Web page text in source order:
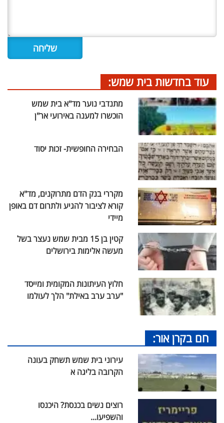
עוד בחדשות בית שמש:
מתנדבי נוער מד"א בית שמש
הוכשרו למענה באירועי אר"ן
הבחירה החופשית- זכות יסוד
מקררי בנק הדם מתרוקנים, מד"א
קורא לציבור להגיע ולתרום דם באופן
מיידי
קטין בן 15 מבית שמש נעצר בשל
מעשה אלימות בירושלים
חלוץ העיתונות המקומית ומייסד
"ערב ערב באילת" הלך לעולמו
חם בקרן אור:
עירוני בית שמש תשחק בעונה
הקרובה בליגה א
רוצים נשים בכנסת? היכנסו
והשפיעו...